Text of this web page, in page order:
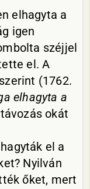
elhagyta a
igen
széjjel
el. A
(1762.
elhagyta a
okát
el a
Nyilván
őket, mert